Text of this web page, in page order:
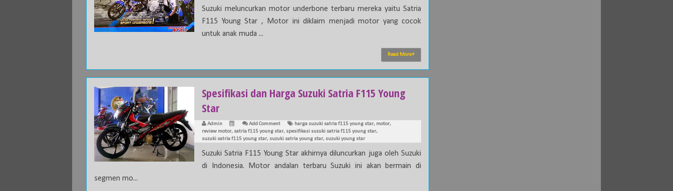
Suzuki meluncurkan motor underbone terbaru mereka yaitu Satria
F115 Young Star , Motor ini diklaim menjadi motor yang cocok
untuk anak muda ...
Read More
Spesifikasi dan Harga Suzuki Satria F115 Young
Star
Admin Add Comment harga suzuki satria f115 young star, motor,
review motor, satria f115 young star, spesifikasi suzuki satria f115 young star,
suzuki satria f115 young star, suzuki satria young star, suzuki young star
Suzuki Satria F115 Young Star akhirnya diluncurkan juga oleh Suzuki
di Indonesia. Motor andalan terbaru Suzuki ini akan bermain di
segmen mo...